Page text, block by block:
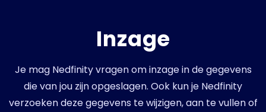
Inzage
Je mag Nedfinity vragen om inzage in de gegevens
die van jou zijn opgeslagen. Ook kun je Nedfinity
verzoeken deze gegevens te wijzigen, aan te vullen of